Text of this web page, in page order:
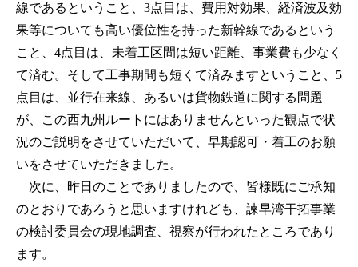
線であるということ、3点目は、費用対効果、経済波及効
果等についても高い優位性を持った新幹線であるという
こと、4点目は、未着工区間は短い距離、事業費も少なく
て済む。そして工事期間も短くて済みますということ、5
点目は、並行在来線、あるいは貨物鉄道に関する問題
が、この西九州ルートにはありませんといった観点で状
況のご説明をさせていただいて、早期認可・着工のお願
いをさせていただきました。
次に、昨日のことでありましたので、皆様既にご承知
のとおりであろうと思いますけれども、諫早湾干拓事業
の検討委員会の現地調査、視察が行われたところであり
ます。